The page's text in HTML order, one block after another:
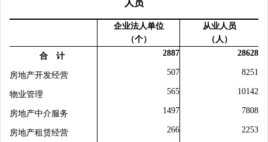
人员
企业法人单位
（个）
从业人员
（人）
合 计
2887 28628
房地产开发经营 507 8251
物业管理 565 10142
房地产中介服务 1497 7808
房地产租赁经营 266 2253